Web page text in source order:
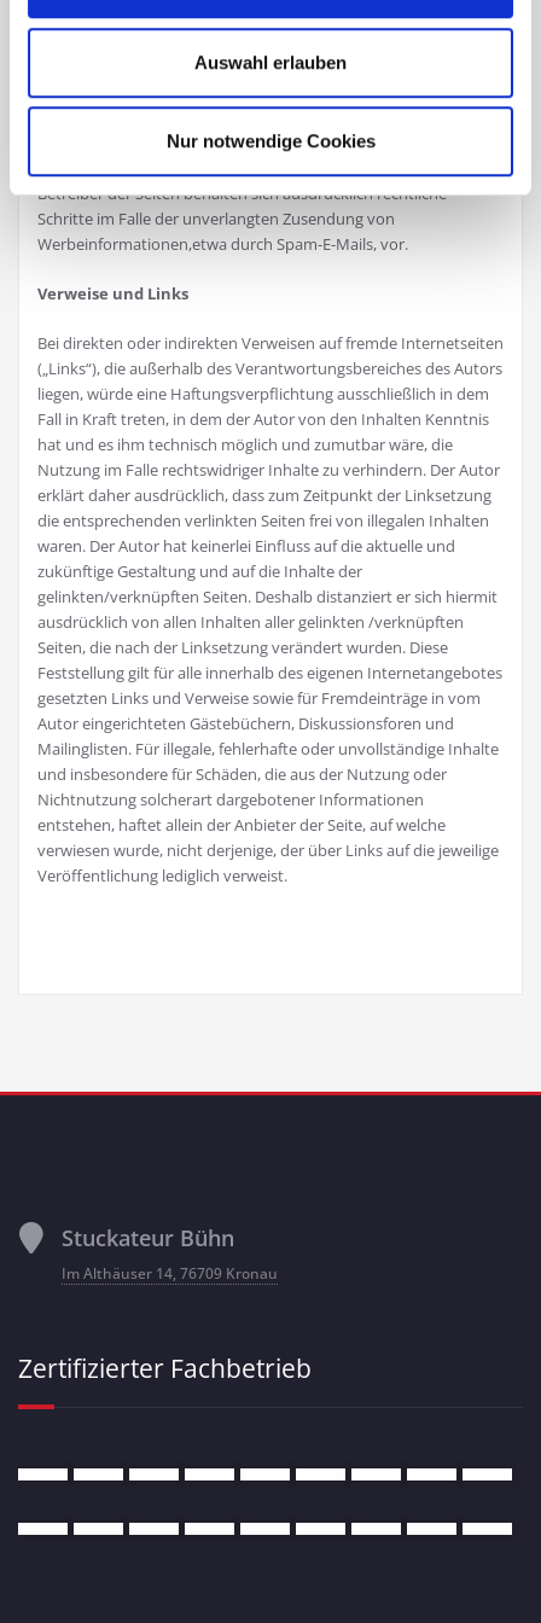
Auswahl erlauben
Nur notwendige Cookies
Der Nutzung von im Rahmen der Impressumspflicht
veröffentlichten Kontaktdaten zur Übersendung von nicht
ausdrücklich angeforderter Werbung und
Betreiber der Seiten behalten sich ausdrücklich rechtliche
Schritte im Falle der unverlangten Zusendung von
Werbeinformationen,etwa durch Spam-E-Mails, vor.
Verweise und Links
Bei direkten oder indirekten Verweisen auf fremde Internetseiten
(„Links“), die außerhalb des Verantwortungsbereiches des Autors
liegen, würde eine Haftungsverpflichtung ausschließlich in dem
Fall in Kraft treten, in dem der Autor von den Inhalten Kenntnis
hat und es ihm technisch möglich und zumutbar wäre, die
Nutzung im Falle rechtswidriger Inhalte zu verhindern. Der Autor
erklärt daher ausdrücklich, dass zum Zeitpunkt der Linksetzung
die entsprechenden verlinkten Seiten frei von illegalen Inhalten
waren. Der Autor hat keinerlei Einfluss auf die aktuelle und
zukünftige Gestaltung und auf die Inhalte der
gelinkten/verknüpften Seiten. Deshalb distanziert er sich hiermit
ausdrücklich von allen Inhalten aller gelinkten /verknüpften
Seiten, die nach der Linksetzung verändert wurden. Diese
Feststellung gilt für alle innerhalb des eigenen Internetangebotes
gesetzten Links und Verweise sowie für Fremdeinträge in vom
Autor eingerichteten Gästebüchern, Diskussionsforen und
Mailinglisten. Für illegale, fehlerhafte oder unvollständige Inhalte
und insbesondere für Schäden, die aus der Nutzung oder
Nichtnutzung solcherart dargebotener Informationen
entstehen, haftet allein der Anbieter der Seite, auf welche
verwiesen wurde, nicht derjenige, der über Links auf die jeweilige
Veröffentlichung lediglich verweist.
Stuckateur Bühn
Im Althäuser 14, 76709 Kronau
Zertifizierter Fachbetrieb